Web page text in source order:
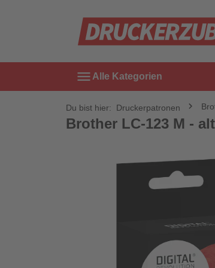
menu Alle Kategorien
Du bist hier: Druckerpatronen
Brother LC-123 M -